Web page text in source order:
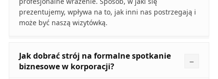
prezentujemy, wpływa na to, jak inni nas postrzegają i
może być naszą wizytówką.
Jak dobrać strój na formalne spotkanie
biznesowe w korporacji?